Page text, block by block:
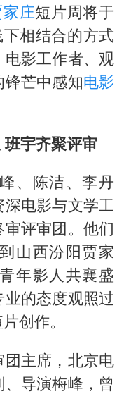
万岁山NPC成功
手2026》歌王
日本试射“战斧”导弹，国防部回应
谁帮谁
局
庄短片周将于
相结合的方式
影工作者、观
芒中感知电影
宇齐聚评审
、陈洁、李丹
电影与文学工
评审团。他们
山西汾阳贾家
年影人共襄盛
的态度观照过
创作。
主席，北京电
导演梅峰，曾